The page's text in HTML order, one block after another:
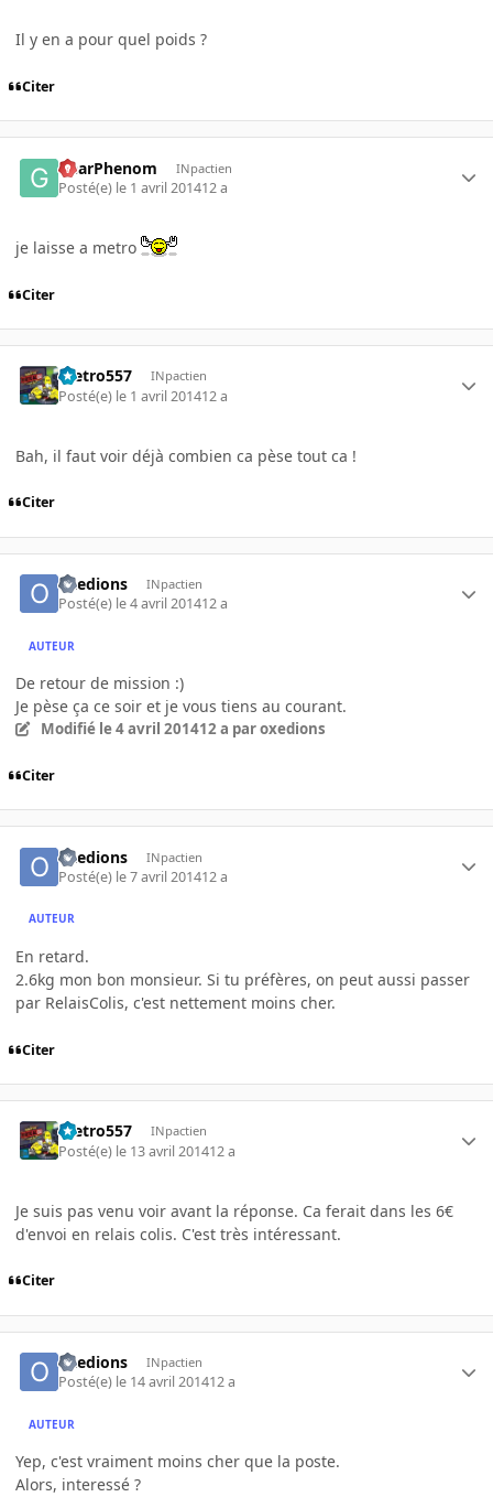
Il y en a pour quel poids ?
Citer
GearPhenom INpactien
Posté(e) le 1 avril 201412 a
je laisse a metro
Citer
metro557 INpactien
Posté(e) le 1 avril 201412 a
Bah, il faut voir déjà combien ca pèse tout ca !
Citer
oxedions INpactien
Posté(e) le 4 avril 201412 a
AUTEUR
De retour de mission :)
Je pèse ça ce soir et je vous tiens au courant.
Modifié le 4 avril 201412 a par oxedions
Citer
oxedions INpactien
Posté(e) le 7 avril 201412 a
AUTEUR
En retard.
2.6kg mon bon monsieur. Si tu préfères, on peut aussi passer
par RelaisColis, c'est nettement moins cher.
Citer
metro557 INpactien
Posté(e) le 13 avril 201412 a
Je suis pas venu voir avant la réponse. Ca ferait dans les 6€
d'envoi en relais colis. C'est très intéressant.
Citer
oxedions INpactien
Posté(e) le 14 avril 201412 a
AUTEUR
Yep, c'est vraiment moins cher que la poste.
Alors, interessé ?